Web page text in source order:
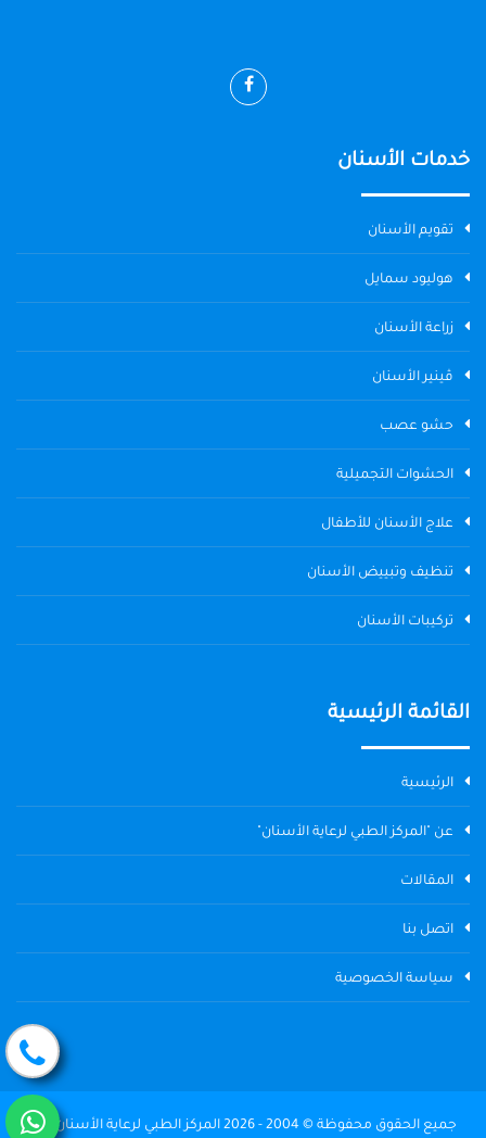
خدمات الأسنان
تقويم الأسنان
هوليود سمايل
زراعة الأسنان
ڤينير الأسنان
حشو عصب
الحشوات التجميلية
علاج الأسنان للأطفال
تنظيف وتبييض الأسنان
تركيبات الأسنان
القائمة الرئيسية
الرئيسية
عن "المركز الطبي لرعاية الأسنان"
المقالات
اتصل بنا
سياسة الخصوصية
جميع الحقوق محفوظة © 2004 - 2026 المركز الطبي لرعاية الأسنان The